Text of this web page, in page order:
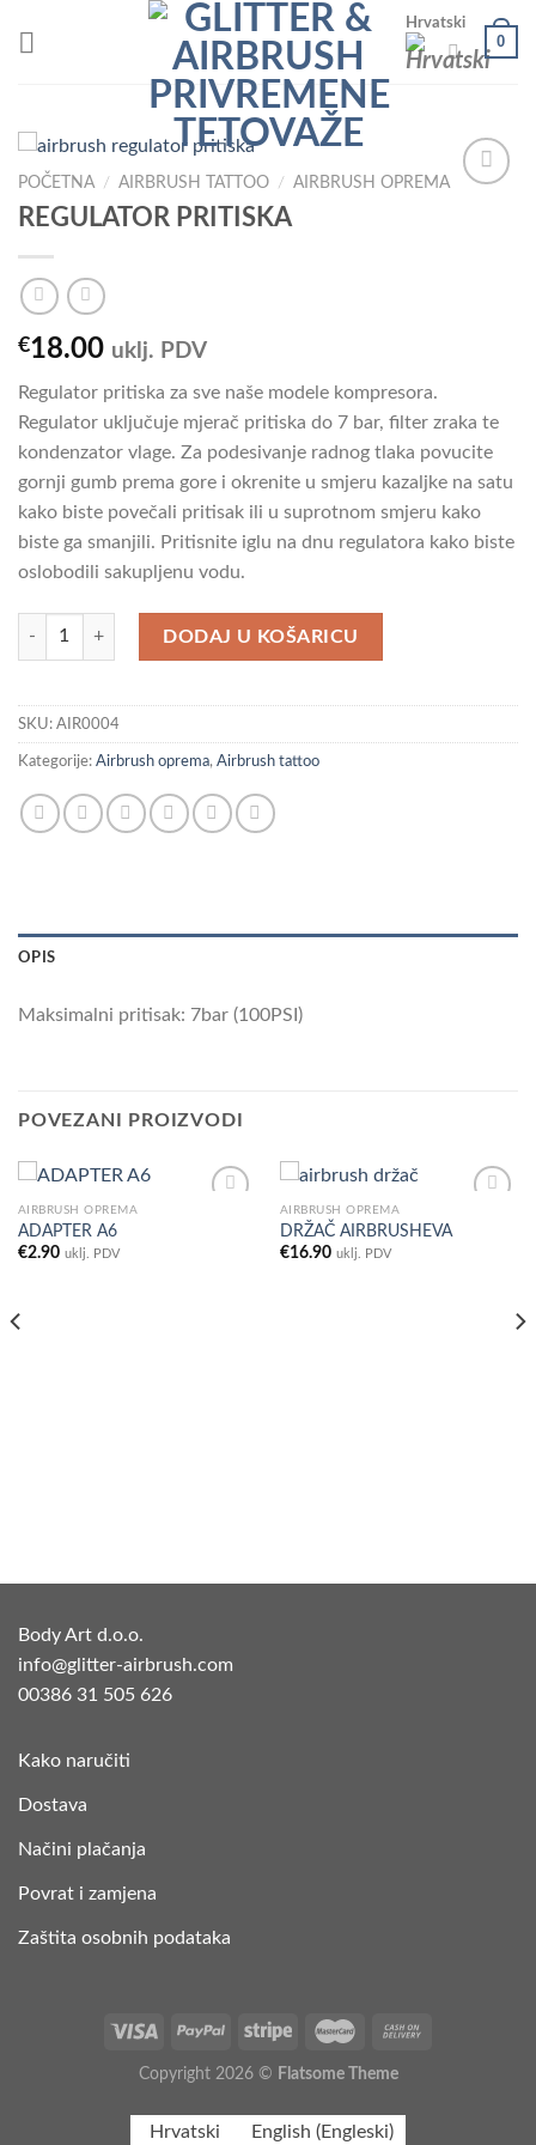
Hrvatski
0
POČETNA / AIRBRUSH TATTOO / AIRBRUSH OPREMA
REGULATOR PRITISKA
€18.00 uklj. PDV
Regulator pritiska za sve naše modele kompresora.
Regulator uključuje mjerač pritiska do 7 bar, filter zraka te
kondenzator vlage. Za podesivanje radnog tlaka povucite
gornji gumb prema gore i okrenite u smjeru kazaljke na satu
kako biste povečali pritisak ili u suprotnom smjeru kako
biste ga smanjili. Pritisnite iglu na dnu regulatora kako biste
oslobodili sakupljenu vodu.
REGULATOR PRITISKA količina
DODAJ U KOŠARICU
SKU: AIR0004
Kategorije: Airbrush oprema, Airbrush tattoo
OPIS
Maksimalni pritisak: 7bar (100PSI)
POVEZANI PROIZVODI
AIRBRUSH OPREMA
ADAPTER A6
€2.90 uklj. PDV
AIRBRUSH OPREMA
DRŽAČ AIRBRUSHEVA
€16.90 uklj. PDV
Body Art d.o.o.
info@glitter-airbrush.com
00386 31 505 626
Kako naručiti
Dostava
Načini plačanja
Povrat i zamjena
Zaštita osobnih podataka
Copyright 2026 © Flatsome Theme
Hrvatski English (Engleski)